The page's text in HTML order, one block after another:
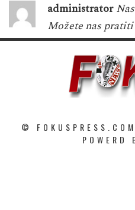
administrator
Možete nas
©
POWERD